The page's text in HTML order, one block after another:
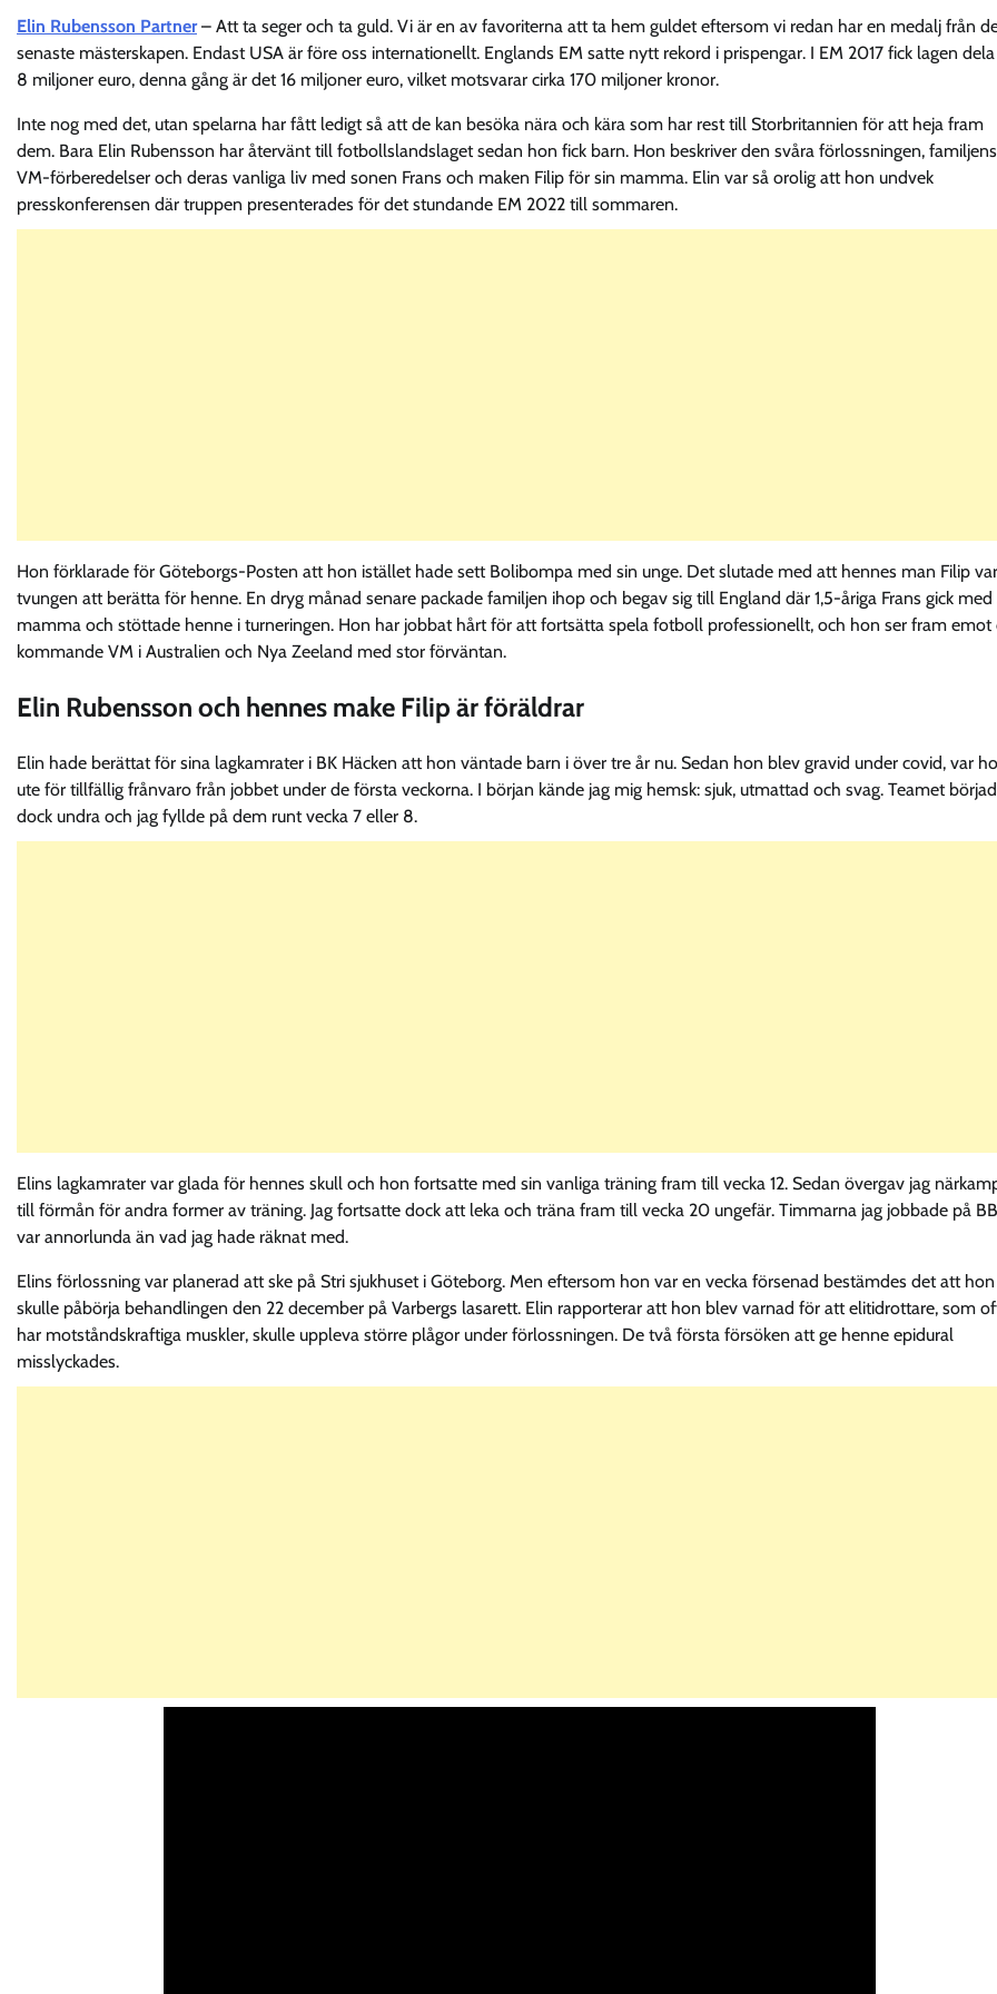
Elin Rubensson Partner– Att ta seger och ta guld. Vi är en av favoriterna att ta hem guldet eftersom vi redan har en medalj från
senaste mästerskapen. Endast USA är före oss internationellt. Englands EM satte nytt rekord i prispengar. I EM 2017 fick lagen
8 miljoner euro, denna gång är det 16 miljoner euro, vilket motsvarar cirka 170 miljoner kronor.
Inte nog med det, utan spelarna har fått ledigt så att de kan besöka nära och kära som har rest till Storbritannien för att heja fram
dem. Bara Elin Rubensson har återvänt till fotbollslandslaget sedan hon fick barn. Hon beskriver den svåra förlossningen, familjens
VM-förberedelser och deras vanliga liv med sonen Frans och maken Filip för sin mamma. Elin var så orolig att hon undvek
presskonferensen där truppen presenterades för det stundande EM 2022 till sommaren.
Hon förklarade för Göteborgs-Posten att hon istället hade sett Bolibompa med sin unge. Det slutade med att hennes man Filip var
tvungen att berätta för henne. En dryg månad senare packade familjen ihop och begav sig till England där 1,5-åriga Frans gick med
mamma och stöttade henne i turneringen. Hon har jobbat hårt för att fortsätta spela fotboll professionellt, och hon ser fram emot
kommande VM i Australien och Nya Zeeland med stor förväntan.
Elin Rubensson och hennes make Filip är föräldrar
Elin hade berättat för sina lagkamrater i BK Häcken att hon väntade barn i över tre år nu. Sedan hon blev gravid under covid, var
ute för tillfällig frånvaro från jobbet under de första veckorna. I början kände jag mig hemsk: sjuk, utmattad och svag. Teamet
dock undra och jag fyllde på dem runt vecka 7 eller 8.
Elins lagkamrater var glada för hennes skull och hon fortsatte med sin vanliga träning fram till vecka 12. Sedan övergav jag
till förmån för andra former av träning. Jag fortsatte dock att leka och träna fram till vecka 20 ungefär. Timmarna jag jobbade på BB
var annorlunda än vad jag hade räknat med.
Elins förlossning var planerad att ske på Stri sjukhuset i Göteborg. Men eftersom hon var en vecka försenad bestämdes det att hon
skulle påbörja behandlingen den 22 december på Varbergs lasarett. Elin rapporterar att hon blev varnad för att elitidrottare, som
har motståndskraftiga muskler, skulle uppleva större plågor under förlossningen. De två första försöken att ge henne epidural
misslyckades.